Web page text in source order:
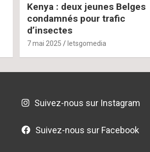
Kenya : deux jeunes Belges
condamnés pour trafic
d’insectes
7 mai 2025 letsgomedia
Suivez-nous sur Instagram
Suivez-nous sur Facebook